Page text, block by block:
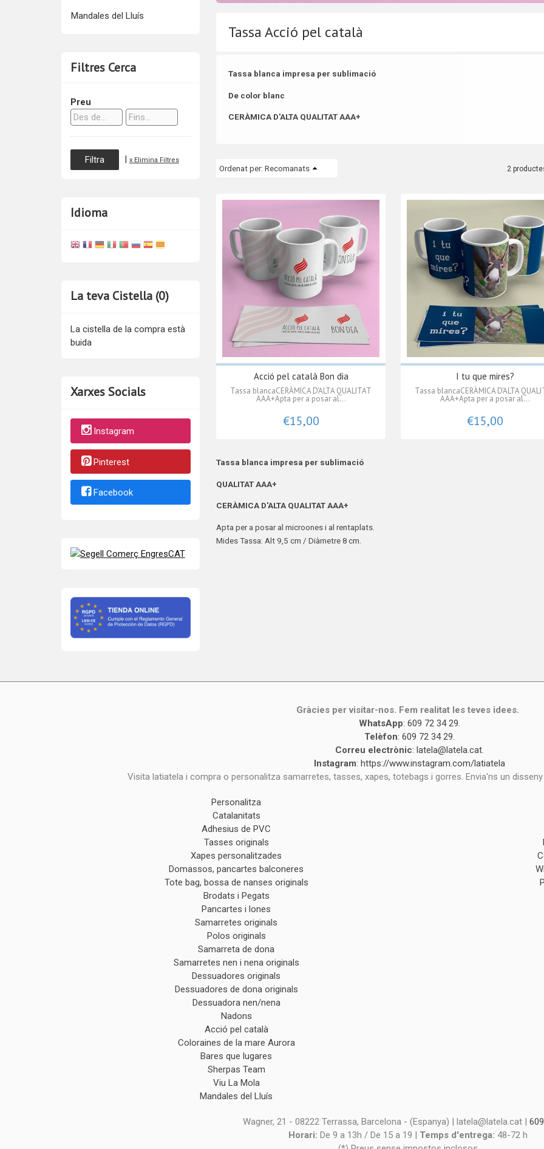
Mandales del Lluís
Filtres Cerca
Preu
| x Elimina Filtres
Idioma
La teva Cistella (0)
La cistella de la compra està
buida
Xarxes Socials
Instagram
Pinterest
Facebook
Tassa Acció pel català
Tassa blanca impresa per sublimació
De color blanc
CERÀMICA D'ALTA QUALITATAAA+
Ordenat per: Recomanats 2
Acció pel català Bon dia
Tassa blancaCERÀMICA D'ALTA QUALITAT
AAA+Apta per a posar al...
€15,00
I tu que mires?
Tassa blancaCERÀMICA D'ALTA
AAA+Apta per a posar al...
€15,00
Tassa blanca impresa per sublimació
QUALITATAAA+
CERÀMICA D'ALTA QUALITATAAA+
Apta per a posar al microones i al rentaplats.
Mides Tassa: Alt 9,5 cm / Diàmetre 8 cm.
Gràcies per visitar-nos. Fem realitat les teves idees.
WhatsApp:609 72 34 29.
Telèfon:609 72 34 29.
Correu electrònic:latela@latela.cat.
Instagram:https://www.instagram.com/latiatela
Visita latiatela i compra o personalitza samarretes, tasses, xapes, totebags i gorres. Envia'ns un
Personalitza
Catalanitats
Adhesius de PVC
Tasses originals
Xapes personalitzades
Domassos, pancartes balconeres
Tote bag, bossa de nanses originals
Brodats i Pegats
Pancartes i lones
Samarretes originals
Polos originals
Samarreta de dona
Samarretes nen i nena originals
Dessuadores originals
Dessuadores de dona originals
Dessuadora nen/nena
Nadons
Acció pel català
Coloraines de la mare Aurora
Bares que lugares
Sherpas Team
Viu La Mola
Mandales del Lluís
Wagner, 21 - 08222 Terrassa, Barcelona - (Espanya) | latela@latela.cat |
Horari: De 9 a 13h / De 15 a 19 | Temps d'entrega: 48-72 h